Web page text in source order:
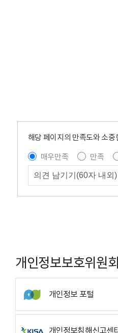
해당 페이지의 만족도와 소
매우만족
만족
개인정보보호위원
개인정보 포털
개인정보침해신고센